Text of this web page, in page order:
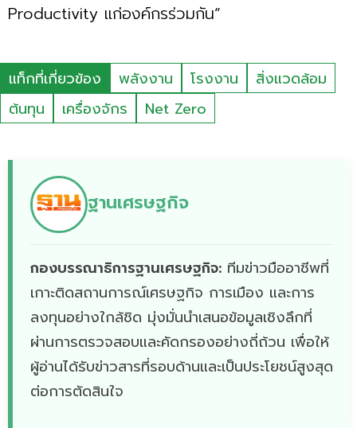
Productivity แก่องค์กรร่วมกัน”
แท็กที่เกี่ยวข้อง พลังงาน โรงงาน
สิ่งแวดล้อม
ต้นทุน
เครื่องจักร Net Zero
ฐานเศรษฐกิจ
กองบรรณาธิการฐานเศรษฐกิจ: ทีมข่าวมืออาชีพที่
เกาะติดสถานการณ์เศรษฐกิจ การเมือง และการ
ลงทุนอย่างใกล้ชิด มุ่งมั่นนำเสนอข้อมูลเชิงลึกที่
ผ่านการตรวจสอบและคัดกรองอย่างถี่ถ้วน เพื่อให้
ผู้อ่านได้รับข่าวสารที่รอบด้านและเป็นประโยชน์สูงสุด
ต่อการตัดสินใจ